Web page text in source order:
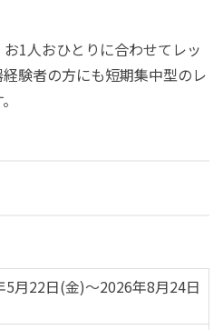
1人おひとりに合わせてレッ
験者の方にも短期集中型のレ
5月22日(金)～2026年8月24日